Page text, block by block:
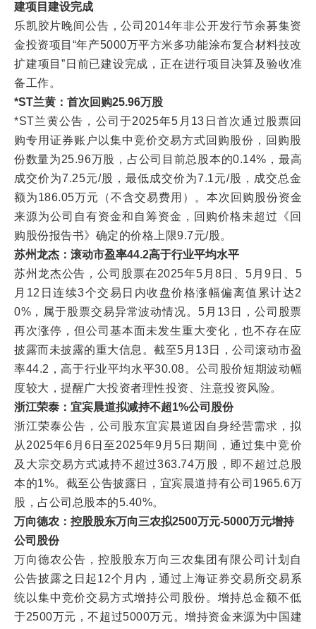
建项目建设完成
乐凯胶片晚间公告，公司2014年非公开发行节余募集资
金投资项目“年产5000万平方米多功能涂布复合材料技改
扩建项目”日前已建设完成，正在进行项目决算及验收准
备工作。
*ST兰黄：首次回购25.96万股
*ST兰黄公告，公司于2025年5月13日首次通过股票回
购专用证券账户以集中竞价交易方式回购股份，回购股
份数量为25.96万股，占公司目前总股本的0.14%，最高
成交价为7.25元/股，最低成交价为7.1元/股，成交总金
额为186.05万元（不含交易费用）。本次回购股份资金
来源为公司自有资金和自筹资金，回购价格未超过《回
购股份报告书》确定的价格上限9.7元/股。
苏州龙杰：滚动市盈率44.2高于行业平均水平
苏州龙杰公告，公司股票在2025年5月8日、5月9日、5
月12日连续3个交易日内收盘价格涨幅偏离值累计达2
0%，属于股票交易异常波动情况。5月13日，公司股票
再次涨停，但公司基本面未发生重大变化，也不存在应
披露而未披露的重大信息。截至5月13日，公司滚动市盈
率44.2，高于行业平均水平30.08。公司股价短期波动幅
度较大，提醒广大投资者理性投资、注意投资风险。
浙江荣泰：宜宾晨道拟减持不超1%公司股份
浙江荣泰公告，公司股东宜宾晨道因自身经营需求，拟
从2025年6月6日至2025年9月5日期间，通过集中竞价
及大宗交易方式减持不超过363.74万股，即不超过总股
本的1%。截至公告披露日，宜宾晨道持有公司1965.6万
股，占公司总股本的5.40%。
万向德农：控股股东万向三农拟2500万元-5000万元增持
公司股份
万向德农公告，控股股东万向三农集团有限公司计划自
公告披露之日起12个月内，通过上海证券交易所交易系
统以集中竞价交易方式增持公司股份。增持总金额不低
于2500万元，不超过5000万元。增持资金来源为中国建